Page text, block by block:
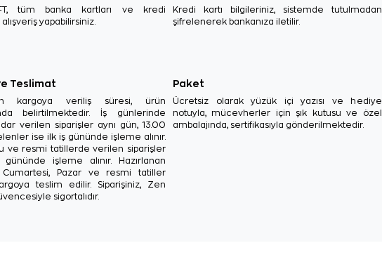
tüm banka kartları ve kredi
alışveriş yapabilirsiniz.
Kredi kartı bilgileriniz, sistemde tutulmadan
şifrelenerek bankanıza iletilir.
Teslimat
kargoya veriliş süresi, ürün
belirtilmektedir. İş günlerinde
verilen siparişler aynı gün, 13.00
ise ilk iş gününde işleme alınır.
ve resmi tatillerde verilen siparişler
işleme alınır. Hazırlanan
Cumartesi, Pazar ve resmi tatiller
teslim edilir. Siparişiniz, Zen
sigortalıdır.
Paket
Ücretsiz olarak yüzük içi yazısı ve hediye
notuyla, mücevherler için şık kutusu ve özel
ambalajında, sertifikasıyla gönderilmektedir.